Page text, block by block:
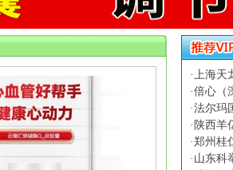
·上海天
·倍心（
·法尔玛
· 陕西羊
·郑州桂
· 山东科